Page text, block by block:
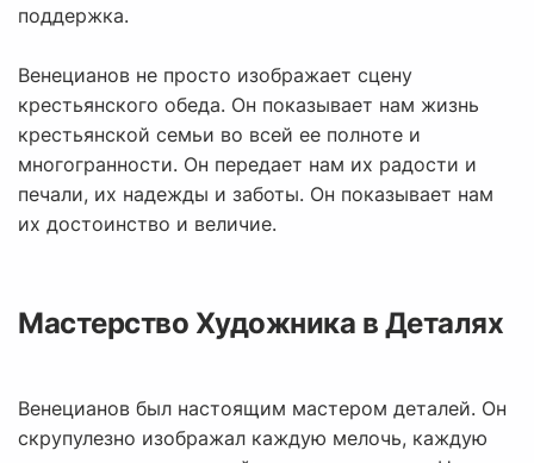
поддержка.
Венецианов не просто изображает сцену
крестьянского обеда. Он показывает нам жизнь
крестьянской семьи во всей ее полноте и
многогранности. Он передает нам их радости и
печали, их надежды и заботы. Он показывает нам
их достоинство и величие.
Мастерство Художника в Деталях
Венецианов был настоящим мастером деталей. Он
скрупулезно изображал каждую мелочь, каждую